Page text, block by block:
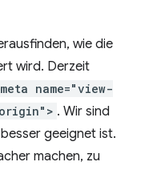
wie die
wird. Derzeit
name="view-
. Wir sind
geeignet ist.
machen, zu